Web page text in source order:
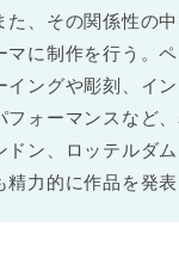
た、その関係性の
マに制作を行う。
イングや彫刻、イ
フォーマンスなど
ドン、ロッテルダ
精力的に作品を発表